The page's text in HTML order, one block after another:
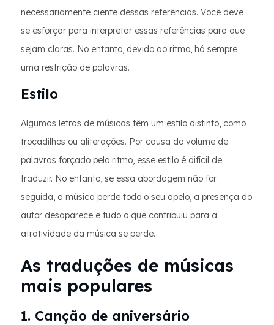
necessariamente ciente dessas referências. Você deve
se esforçar para interpretar essas referências para que
sejam claras. No entanto, devido ao ritmo, há sempre
uma restrição de palavras.
Estilo
Algumas letras de músicas têm um estilo distinto, como
trocadilhos ou aliterações. Por causa do volume de
palavras forçado pelo ritmo, esse estilo é difícil de
traduzir. No entanto, se essa abordagem não for
seguida, a música perde todo o seu apelo, a presença do
autor desaparece e tudo o que contribuiu para a
atratividade da música se perde.
As traduções de músicas
mais populares
1. Canção de aniversário